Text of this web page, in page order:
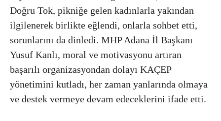
Doğru Tok, pikniğe gelen kadınlarla yakından
ilgilenerek birlikte eğlendi, onlarla sohbet etti,
sorunlarını da dinledi. MHP Adana İl Başkanı
Yusuf Kanlı, moral ve motivasyonu artıran
başarılı organizasyondan dolayı KAÇEP
yönetimini kutladı, her zaman yanlarında olmaya
ve destek vermeye devam edeceklerini ifade etti.